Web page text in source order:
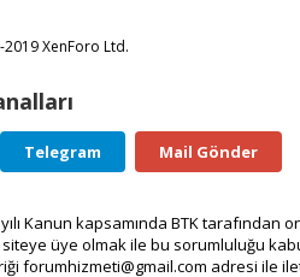
XenForo Ltd.
Telegram Mail Gönder
Kanun kapsamında BTK
üye olmak ile bu sorumluluğu
forumhizmeti@gmail.com adresi ile